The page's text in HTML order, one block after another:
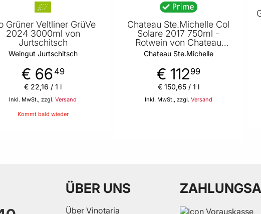
Grüner Veltliner GrüVe
2024 3000ml von
Jurtschitsch
Weingut Jurtschitsch
€ 66 49
Inkl. MwSt., zzgl.Versand
€ 22,16 / 1 l
Kommt bald wieder
Chateau Ste.Michelle Col
Solare 2017 750ml -
Rotwein von Chateau
Ste.Michelle
Chateau Ste.Michelle
€ 11299
Inkl. MwSt., zzgl. Versand
€ 150,65/ 1 l
ÜBER UNS
Über Vinotaria